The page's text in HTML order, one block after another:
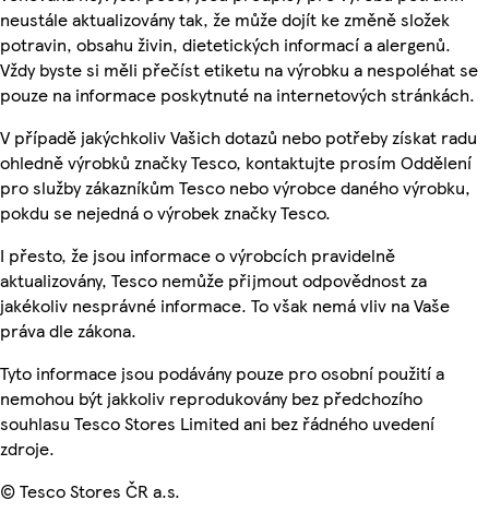
neustále aktualizovány tak, že může dojít ke změně složek
potravin, obsahu živin, dietetických informací a alergenů.
Vždy byste si měli přečíst etiketu na výrobku a nespoléhat se
pouze na informace poskytnuté na internetových stránkách.
V případě jakýchkoliv Vašich dotazů nebo potřeby získat radu
ohledně výrobků značky Tesco, kontaktujte prosím Oddělení
pro služby zákazníkům Tesco nebo výrobce daného výrobku,
pokdu se nejedná o výrobek značky Tesco.
I přesto, že jsou informace o výrobcích pravidelně
aktualizovány, Tesco nemůže přijmout odpovědnost za
jakékoliv nesprávné informace. To však nemá vliv na Vaše
práva dle zákona.
Tyto informace jsou podávány pouze pro osobní použití a
nemohou být jakkoliv reprodukovány bez předchozího
souhlasu Tesco Stores Limited ani bez řádného uvedení
zdroje.
© Tesco Stores ČR a.s.